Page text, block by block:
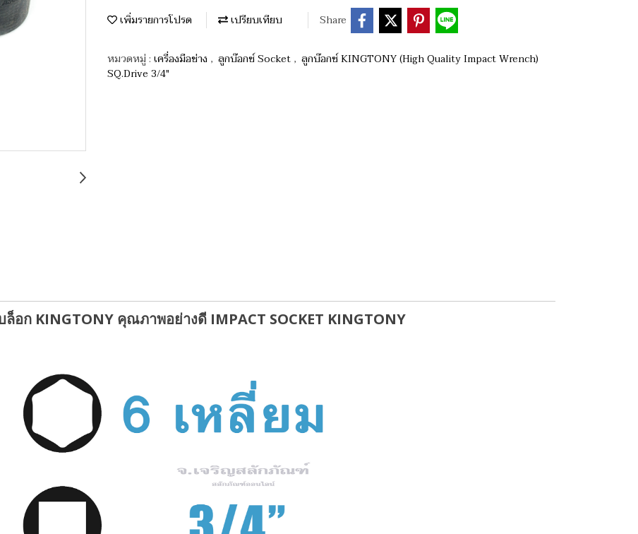
เพิ่มรายการโปรด เปรียบเทียบ Share
หมวดหมู่ : เครื่องมือช่าง , ลูกบ๊อกซ์ Socket , ลูกบ๊อกซ์ KINGTONY (High Quality Impact Wrench)
SQ.Drive 3/4"
ล็อก KINGTONY คุณภาพอย่างดี IMPACT SOCKET KINGTONY